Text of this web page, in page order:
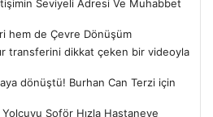
Seviyeli Adresi Ve Muhabbet
hem de Çevre Dönüşüm
transferini dikkat çeken bir videoyla
dönüştü! Burhan Can Terzi için
Şoför Hızla Hastaneye